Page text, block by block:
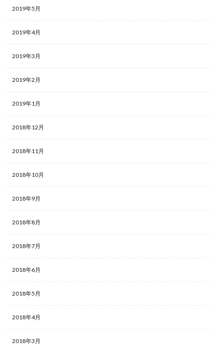
2019年5月
2019年4月
2019年3月
2019年2月
2019年1月
2018年12月
2018年11月
2018年10月
2018年9月
2018年8月
2018年7月
2018年6月
2018年5月
2018年4月
2018年3月